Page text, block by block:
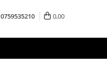
0759535210 0,00